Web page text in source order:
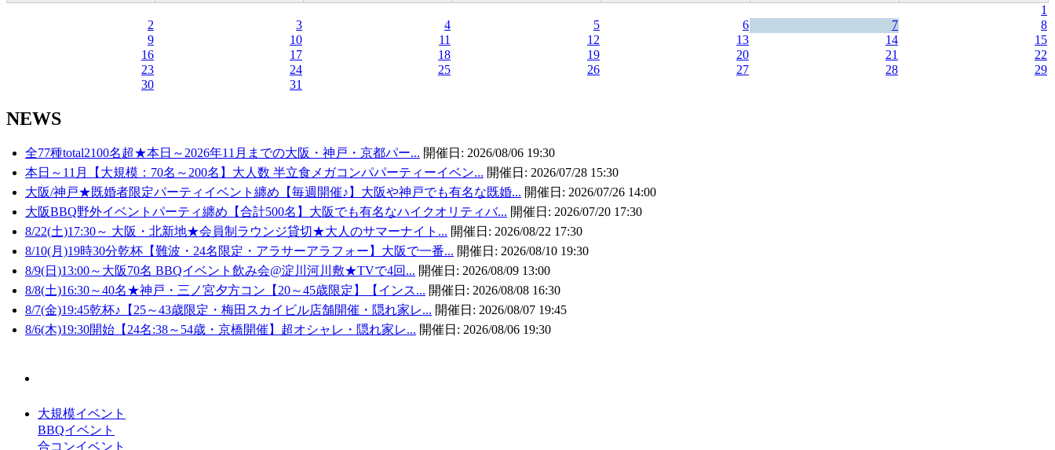
14
17
18
19
20
21
22
5/29(金)19時30分～40名規模★大阪/梅田【25～43歳限定】アパホテル＆リゾート
いや美味コース料理をお楽しみ頂けます！
2026/05/29
19:30 to 21:30
5/29(金)19:30～シニアコン★【48～65歳限定・中高年・シニア対象】アパホテル＆リゾートの豪華ホテルダイニングレストラン【充実お料理＆飲み放題付】【カジュアルな雰囲気】だから交流
2026/05/2919:30to 21:30
5/29(金)大阪/心斎橋19時30分開始♪◆大阪人気40名交流会◆高評価多数★★★結婚式の二次会の有名会場☆同世代で盛り上がる♪お料理
2026/05/29
1
2
3 4 5 6 7
8
9
10 11 12 13 14
15
16
17 18 19 20 21
22
23
24 25 26 27 28
29
30
31
NEWS
全77種total2100名超★本日～2026年11月までの大阪・神戸・京都パー... 開催日: 2026/08/06 19:30
本日～11月【大規模：70名～200名】大人数 半立食メガコンパパーティーイベン... 開催日: 2026/07/28 15:30
大阪/神戸★既婚者限定パーティイベント纏め【毎週開催♪】大阪や神戸でも有名な既婚... 開催日: 2026/07/26 14:00
大阪BBQ野外イベントパーティ纏め【合計500名】大阪でも有名なハイクオリティバ... 開催日: 2026/07/20 17:30
8/22(土)17:30～ 大阪・北新地★会員制ラウンジ貸切★大人のサマーナイト... 開催日: 2026/08/22 17:30
8/10(月)19時30分乾杯【難波・24名限定・アラサーアラフォー】大阪で一番... 開催日: 2026/08/10 19:30
8/9(日)13:00～大阪70名 BBQイベント飲み会@淀川河川敷★TVで4回... 開催日: 2026/08/09 13:00
8/8(土)16:30～40名★神戸・三ノ宮夕方コン【20～45歳限定】【インス... 開催日: 2026/08/08 16:30
8/7(金)19:45乾杯♪【25～43歳限定・梅田スカイビル店舗開催・隠れ家レ... 開催日: 2026/08/07 19:45
8/6(木)19:30開始【24名:38～54歳・京橋開催】超オシャレ・隠れ家レ... 開催日: 2026/08/06 19:30
大規模イベント
BBQイベント
合コンイベント